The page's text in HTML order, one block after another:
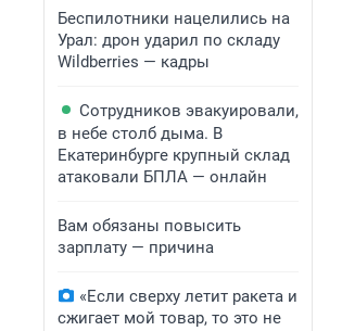
Беспилотники нацелились на
Урал: дрон ударил по складу
Wildberries — кадры
Сотрудников эвакуировали,
в небе столб дыма. В
Екатеринбурге крупный склад
атаковали БПЛА — онлайн
Вам обязаны повысить
зарплату — причина
«Если сверху летит ракета и
сжигает мой товар, то это не